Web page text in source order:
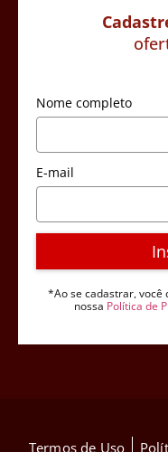
Nome completo
E-mail
*Ao se cadastrar, você
nossa Política de
Termos de Uso